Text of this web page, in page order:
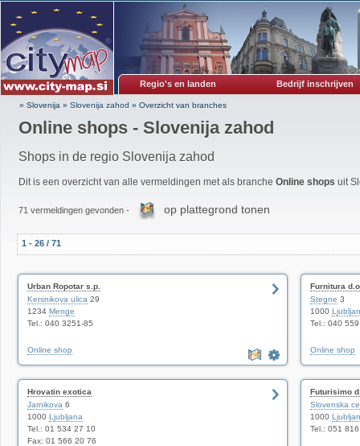
Regio's en landen Bedrijf inschrijven
» Slovenija » Slovenija zahod » Overzicht van branches
Online shops - Slovenija zahod
Shops in de regio Slovenija zahod
Dit is een overzicht van alle vermeldingen met als branche Online shops uit
71 vermeldingen gevonden - op plattegrond tonen
1 - 26 / 71
Urban Ropotar s.p.
Kersnikova ulica 29
1234 Menge
Tel.: 040 3251-85
Online shop
Furnitura
Stegne 3
1000
Tel.: 040
Online shop
Hrovatin exotica
Jarnikova 6
1000 Ljubljana
Tel.: 01 534 27 10
Fax: 01 566 20 76
Futurisimo
Slovenska
1000
Tel.: 051